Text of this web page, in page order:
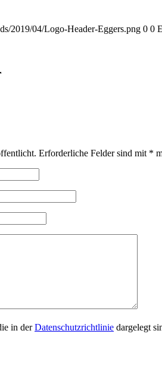
2019/04/Logo-Header-Eggers.png 0 0
Erforderliche Felder sind mit *
in derDatenschutzrichtlinie dargelegt